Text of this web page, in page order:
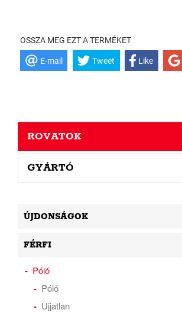
OSSZA MEG EZT A TERMÉKET
E-mail Tweet Like
ROVATOK
GYÁRTÓ
ÚJDONSÁGOK
FÉRFI
Póló
Póló
Ujjatlan